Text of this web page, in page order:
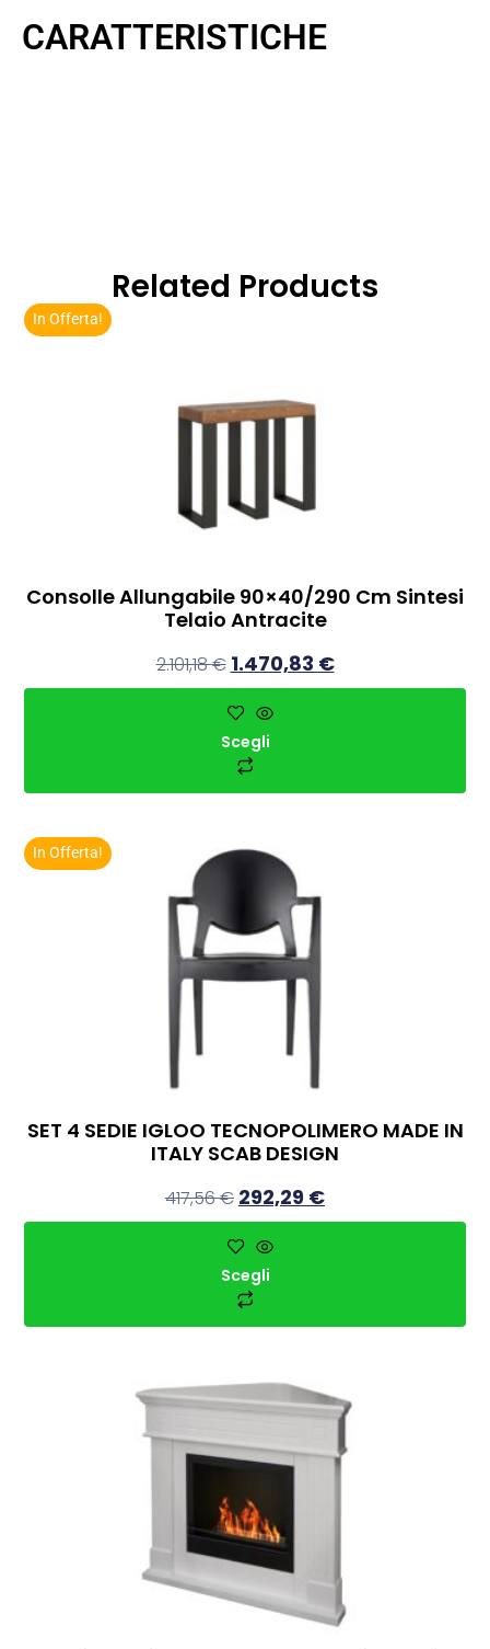
CARATTERISTICHE
Related Products
In Offerta!
Consolle Allungabile 90×40/290 Cm Sintesi
Telaio Antracite
2.101,18€ 1.470,83 €
Scegli
In Offerta!
SET 4 SEDIE IGLOO TECNOPOLIMERO MADE IN
ITALY SCAB DESIGN
417,56€ 292,29 €
Scegli